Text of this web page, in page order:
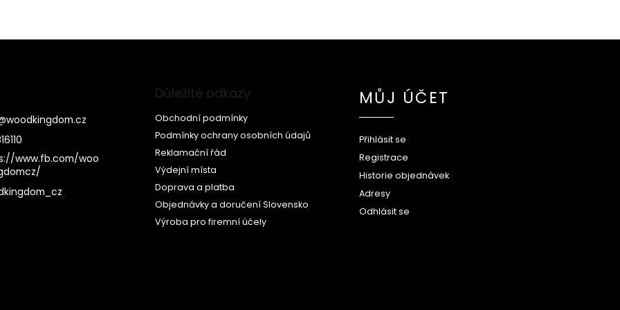
woodkingdom.cz
www.fb.com/woo
Důležité odkazy
Obchodní podmínky
Podmínky ochrany osobních údajů
Reklamační řád
Výdejní místa
Doprava a platba
Objednávky a doručení Slovensko
Výroba pro firemní účely
MŮJ ÚČET
Přihlásit se
Registrace
Historie objednávek
Adresy
Odhlásit se